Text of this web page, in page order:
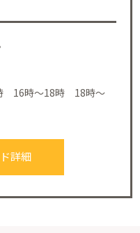
16時～18時 18時～
詳細